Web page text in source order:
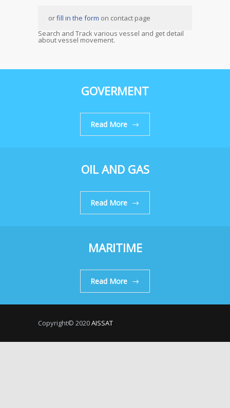
orfill in the form on contact page
Search and Track various vessel and get detail
about vessel movement.
GOVERMENT
Read More
OIL AND GAS
Read More
MARITIME
Read More
Copyright© 2020AISSAT